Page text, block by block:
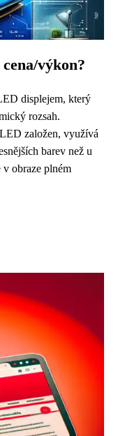
výkon?
displejem, který
rozsah.
založen, využívá
barev než u
obraze plném